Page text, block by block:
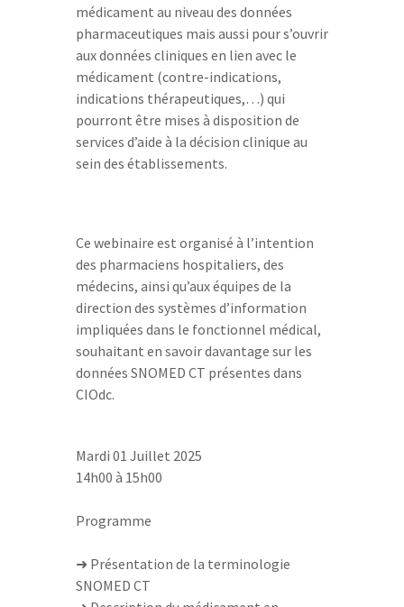
médicament au niveau des données
pharmaceutiques mais aussi pour s’ouvrir
aux données cliniques en lien avec le
médicament (contre-indications,
indications thérapeutiques,…) qui
pourront être mises à disposition de
services d’aide à la décision clinique au
sein des établissements.
Ce webinaire est organisé à l’intention
des pharmaciens hospitaliers, des
médecins, ainsi qu’aux équipes de la
direction des systèmes d’information
impliquées dans le fonctionnel médical,
souhaitant en savoir davantage sur les
données SNOMED CT présentes dans
CIOdc.
Mardi 01 Juillet 2025
14h00 à 15h00
Programme
➜ Présentation de la terminologie
SNOMED CT